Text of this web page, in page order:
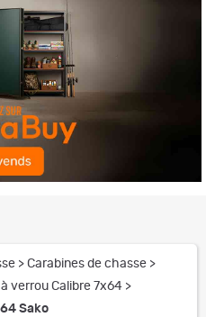
> Carabines de chasse >
verrou Calibre 7x64 >
Sako